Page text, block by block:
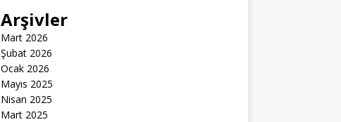
Arşivler
Mart 2026
Şubat 2026
Ocak 2026
Mayıs 2025
Nisan 2025
Mart 2025